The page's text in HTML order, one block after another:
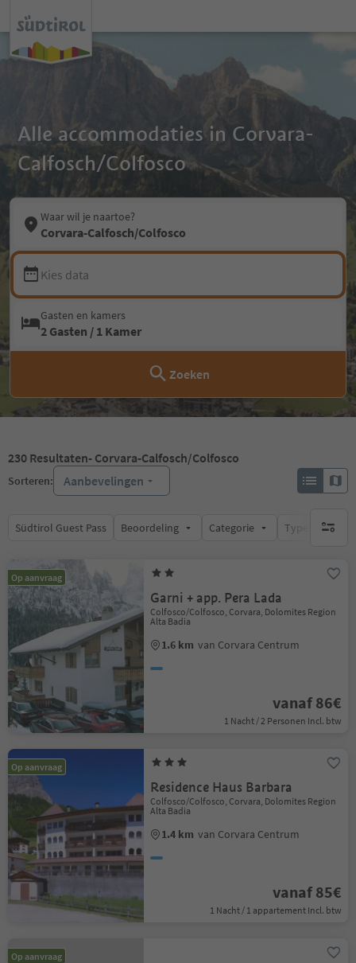
Alle accommodaties in Corvara-
Calfosch/Colfosco
Waar wil je naartoe?
Corvara-Calfosch/Colfosco
Kies data
Gasten en kamers
2 Gasten / 1 Kamer
Zoeken
230 Resultaten- Corvara-Calfosch/Colfosco
Sorteren: Aanbevelingen
Südtirol Guest Pass Beoordeling Categorie Type catering
geen
Op aanvraag
Garni + app. Pera Lada
Colfosco/Colfosco, Corvara, Dolomites Region
Alta Badia
1.6 km van Corvara Centrum
vanaf 86€
1 Nacht / 2 Personen Incl. btw
Op aanvraag
Residence Haus Barbara
Colfosco/Colfosco, Corvara, Dolomites Region
Alta Badia
1.4 km van Corvara Centrum
vanaf 85€
1 Nacht / 1 appartement Incl. btw
Op aanvraag